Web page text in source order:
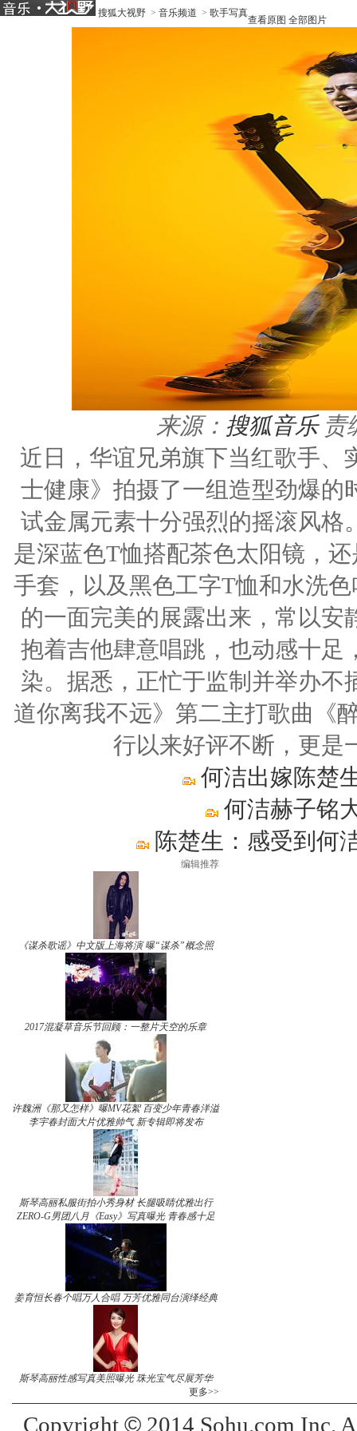
搜狐大视野 > 音乐频道 > 歌手写真
查看原图 全部图片
来源： 搜狐音乐 责
近日，华谊兄弟旗下当红歌手、
士健康》拍摄了一组造型劲爆的
试金属元素十分强烈的摇滚风格
是深蓝色T恤搭配茶色太阳镜，
手套，以及黑色工字T恤和水洗
的一面完美的展露出来，常以
抱着吉他肆意唱跳，也动感十足
染。据悉，正忙于监制并举办
道你离我不远》第二主打歌曲《
行以来好评不断，更是
何洁出嫁陈楚
何洁赫子铭
陈楚生：感受到何
编辑推荐
《谋杀歌谣》中文版上海将演 曝“谋杀”概念照
2017混凝草音乐节回顾：一整片天空的乐章
许魏洲《那又怎样》曝MV花絮 百变少年青春洋溢
李宇春封面大片优雅帅气 新专辑即将发布
斯琴高丽私服街拍小秀身材 长腿吸睛优雅出行
ZERO-G男团八月《Easy》写真曝光 青春感十足
姜育恒长春个唱万人合唱 万芳优雅同台演绎经典
斯琴高丽性感写真美照曝光 珠光宝气尽展芳华
更多>>
Copyright ©2014 Sohu.com Inc.